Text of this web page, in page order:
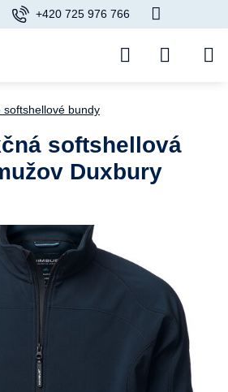
+420 725 976 766
softshellové bundy
softshellová
Duxbury